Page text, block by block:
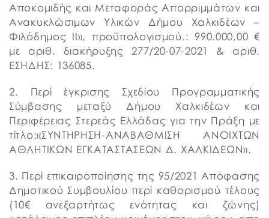
Αποκομιδής και Μεταφοράς Απορριμμάτων και
Ανακυκλώσιμων Υλικών Δήμου Χαλκιδέων –
Φιλόδημος II», προϋπολογισμού.: 990.000,00 €
με αριθ. διακήρυξης 277/20-07-2021 & αριθ.
ΕΣΗΔΗΣ: 136085.
2. Περί έγκρισης Σχεδίου Προγραμματικής
Σύμβασης μεταξύ Δήμου Χαλκιδέων και
Περιφέρειας Στερεάς Ελλάδας για την Πράξη με
τίτλο:«ΣΥΝΤΗΡΗΣΗ-ΑΝΑΒΑΘΜΙΣΗ ΑΝΟΙΧΤΩΝ
ΑΘΛΗΤΙΚΩΝ ΕΓΚΑΤΑΣΤΑΣΕΩΝ Δ. ΧΑΛΚΙΔΕΩΝ».
3. Περί επικαιροποίησης της 95/2021 Απόφασης
Δημοτικού Συμβουλίου περί καθορισμού τέλους
(10€ ανεξαρτήτως ενότητας και ζώνης)